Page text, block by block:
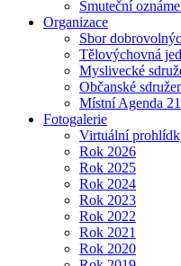
Smuteční
Organizace
Sbor
Tělovýchovná
Myslivecké
Občanské
Místní Agenda 21
Fotogalerie
Virtuální
Rok 2026
Rok 2025
Rok 2024
Rok 2023
Rok 2022
Rok 2021
Rok 2020